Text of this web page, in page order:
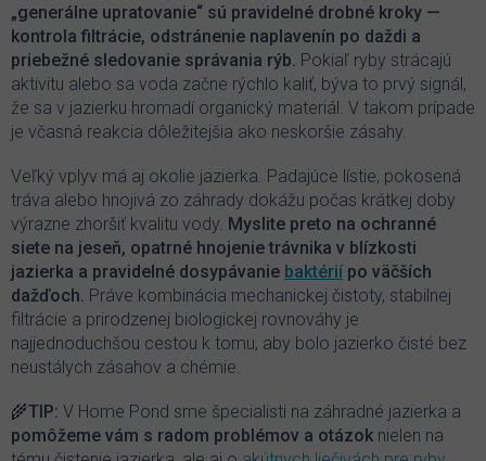
„generálne upratovanie“ sú pravidelné drobné kroky —
kontrola filtrácie, odstránenie naplavenín po daždi a
priebežné sledovanie správania rýb. Pokiaľ ryby strácajú
aktivitu alebo sa voda začne rýchlo kaliť, býva to prvý signál,
že sa v jazierku hromadí organický materiál. V takom prípade
je včasná reakcia dôležitejšia ako neskoršie zásahy.
Veľký vplyv má aj okolie jazierka. Padajúce lístie, pokosená
tráva alebo hnojivá zo záhrady dokážu počas krátkej doby
výrazne zhoršiť kvalitu vody. Myslite preto na ochranné
siete na jeseň, opatrné hnojenie trávnika v blízkosti
jazierka a pravidelné dosypávanie baktérií po väčších
dažďoch. Práve kombinácia mechanickej čistoty, stabilnej
filtrácie a prirodzenej biologickej rovnováhy je
najjednoduchšou cestou k tomu, aby bolo jazierko čisté bez
neustálych zásahov a chémie.
🌾TIP: V Home Pond sme špecialisti na záhradné jazierka a
pomôžeme vám s radom problémov a otázok nielen na